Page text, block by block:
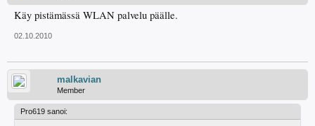
Käy pistämässä WLAN palvelu päälle.
02.10.2010
malkavian
Member
Pro619 sanoi: